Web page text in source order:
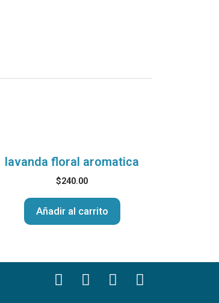
lavanda floral aromatica
$240.00
Añadir al carrito